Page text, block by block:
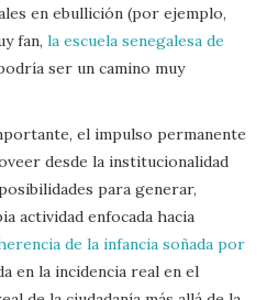
en ebullición (por ejemplo,
fan,la escuela senegalesa de
ser un camino muy
el impulso permanente
desde la institucionalidad
para generar,
actividad enfocada hacia
de la infancia soñada por
en la incidencia real en el